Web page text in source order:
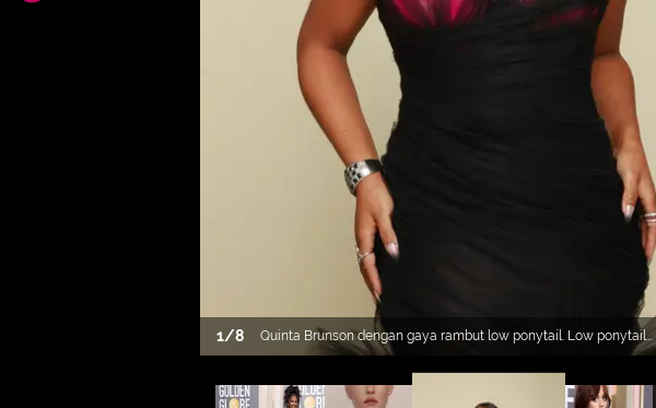
1/8
Quinta Brunson dengan gaya rambut low ponytail. Low ponytail
yang sleek dan tampak mengalir membuat rambutnya terlihat
panjang dengan keriting yang glamor. Foto: Instagram.